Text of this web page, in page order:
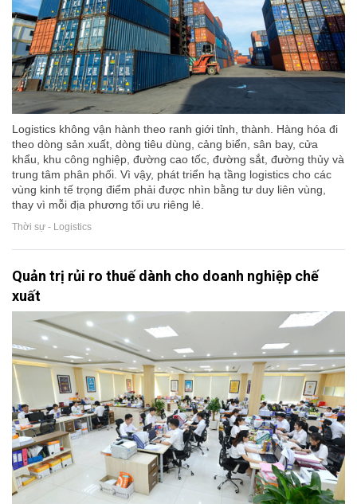
Logistics không vận hành theo ranh giới tỉnh, thành. Hàng hóa đi
theo dòng sản xuất, dòng tiêu dùng, cảng biển, sân bay, cửa
khẩu, khu công nghiệp, đường cao tốc, đường sắt, đường thủy và
trung tâm phân phối. Vì vậy, phát triển hạ tầng logistics cho các
vùng kinh tế trọng điểm phải được nhìn bằng tư duy liên vùng,
thay vì mỗi địa phương tối ưu riêng lẻ.
Thời sự - Logistics
Quản trị rủi ro thuế dành cho doanh nghiệp chế
xuất